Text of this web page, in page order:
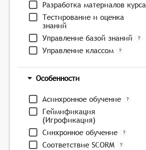
Разработка материалов курса
Тестирование и оценка
знаний
Управление базой знаний
Управление классом
Особенности
Асинхронное обучение
Геймификация
(Игрофикация)
Синхронное обучение
Соответствие SCORM